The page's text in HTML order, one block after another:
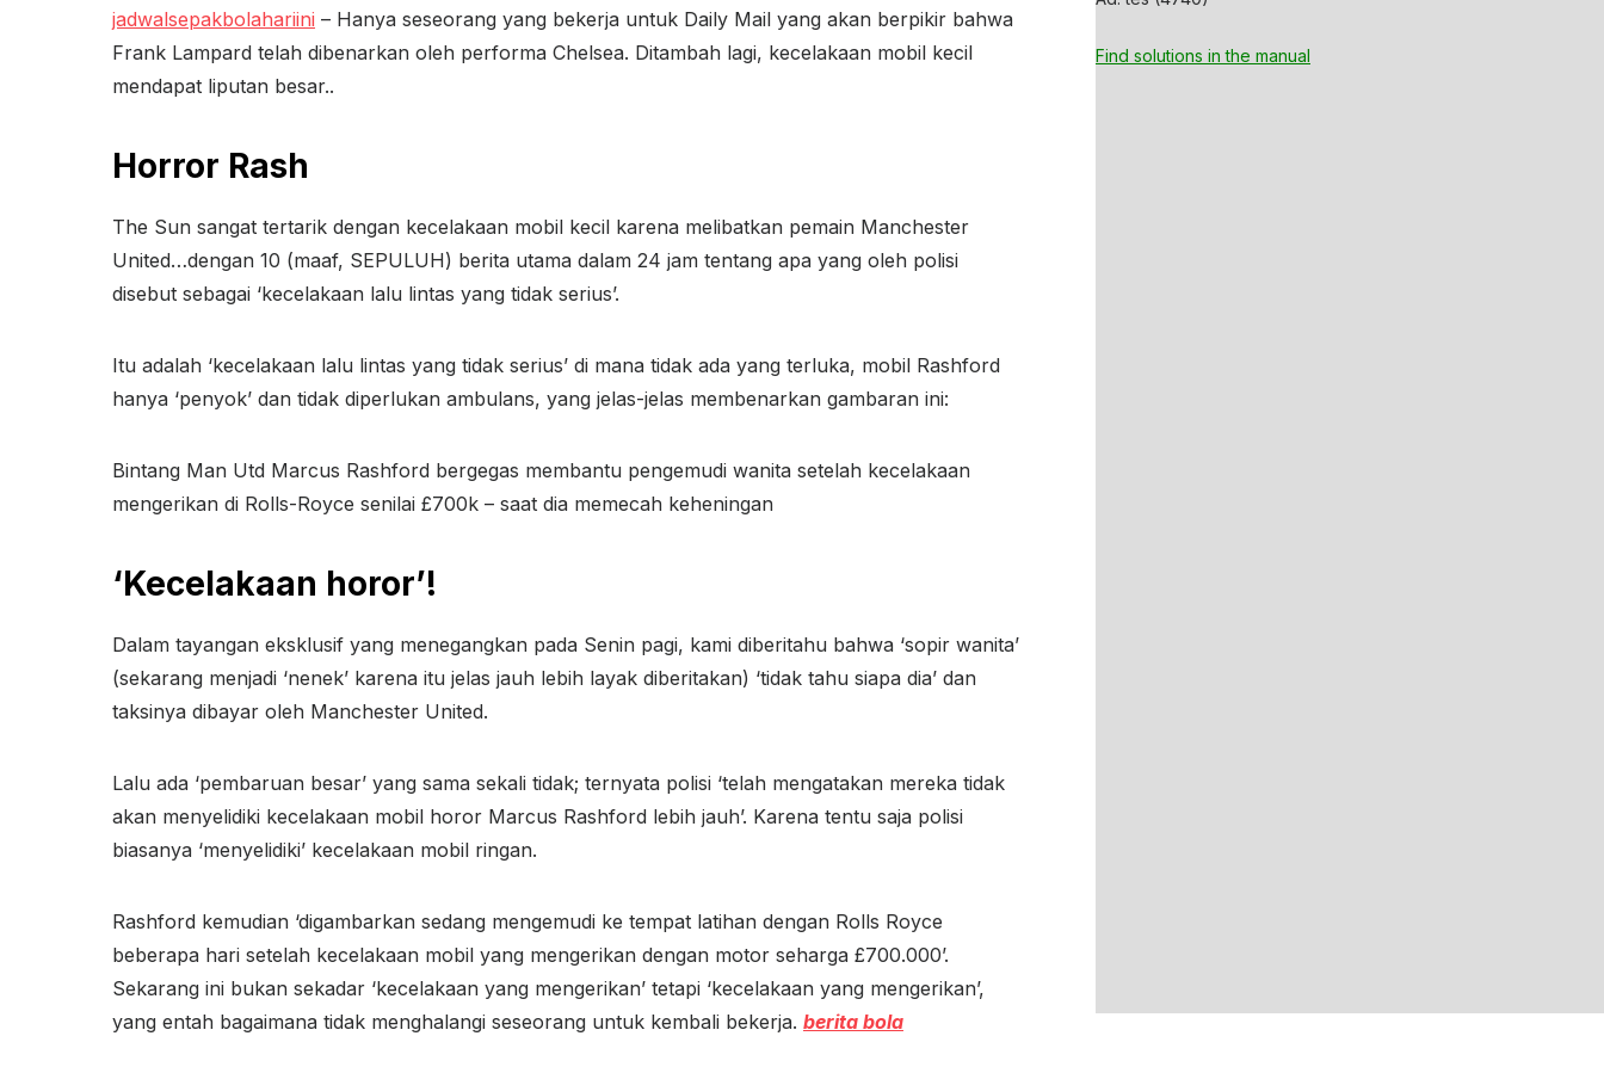
jadwalsepakbolahariini – Hanya seseorang yang bekerja untuk Daily Mail yang akan berpikir bahwa
Frank Lampard telah dibenarkan oleh performa Chelsea. Ditambah lagi, kecelakaan mobil kecil
mendapat liputan besar..
Horror Rash
The Sun sangat tertarik dengan kecelakaan mobil kecil karena melibatkan pemain Manchester
United…dengan 10 (maaf, SEPULUH) berita utama dalam 24 jam tentang apa yang oleh polisi
disebut sebagai ‘kecelakaan lalu lintas yang tidak serius’.
Itu adalah ‘kecelakaan lalu lintas yang tidak serius’ di mana tidak ada yang terluka, mobil Rashford
hanya ‘penyok’ dan tidak diperlukan ambulans, yang jelas-jelas membenarkan gambaran ini:
Bintang Man Utd Marcus Rashford bergegas membantu pengemudi wanita setelah kecelakaan
mengerikan di Rolls-Royce senilai £700k – saat dia memecah keheningan
‘Kecelakaan horor’!
Dalam tayangan eksklusif yang menegangkan pada Senin pagi, kami diberitahu bahwa ‘sopir wanita’
(sekarang menjadi ‘nenek’ karena itu jelas jauh lebih layak diberitakan) ‘tidak tahu siapa dia’ dan
taksinya dibayar oleh Manchester United.
Lalu ada ‘pembaruan besar’ yang sama sekali tidak; ternyata polisi ‘telah mengatakan mereka tidak
akan menyelidiki kecelakaan mobil horor Marcus Rashford lebih jauh’. Karena tentu saja polisi
biasanya ‘menyelidiki’ kecelakaan mobil ringan.
Rashford kemudian ‘digambarkan sedang mengemudi ke tempat latihan dengan Rolls Royce
beberapa hari setelah kecelakaan mobil yang mengerikan dengan motor seharga £700.000’.
Sekarang ini bukan sekadar ‘kecelakaan yang mengerikan’ tetapi ‘kecelakaan yang mengerikan’,
yang entah bagaimana tidak menghalangi seseorang untuk kembali bekerja. berita bola
Find solutions in the manual